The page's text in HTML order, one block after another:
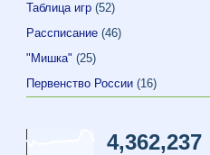
Таблица игр (52)
Рассписание (46)
"Мишка" (25)
Первенство России (16)
4,362,237